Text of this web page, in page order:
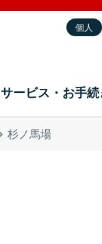
個人
サービス・お手続
杉ノ馬場